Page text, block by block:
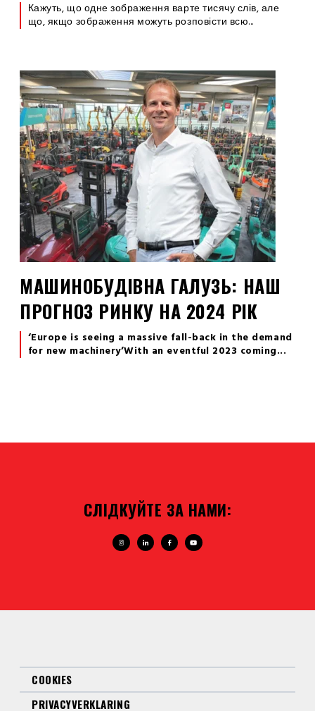
Кажуть, що одне зображення варте тисячу слів, але
що, якщо зображення можуть розповісти всю...
МАШИНОБУДІВНА ГАЛУЗЬ: НАШ
ПРОГНОЗ РИНКУ НА 2024 РІК
‘Europe is seeing a massive fall-back in the demand
for new machinery’With an eventful 2023 coming...
СЛІДКУЙТЕ ЗА НАМИ:
COOKIES
PRIVACYVERKLARING